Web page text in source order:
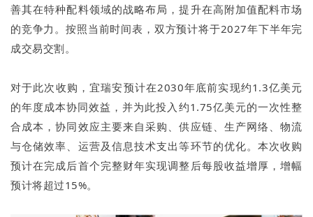
善其在特种配料领域的战略布局，提升在高附加值配料市场
的竞争力。按照当前时间表，双方预计将于2027年下半年完
成交易交割。
对于此次收购，宜瑞安预计在2030年底前实现约1.3亿美元
的年度成本协同效益，并为此投入约1.75亿美元的一次性整
合成本，协同效应主要来自采购、供应链、生产网络、物流
与仓储效率、运营及信息技术支出等环节的优化。本次收购
预计在完成后首个完整财年实现调整后每股收益增厚，增幅
预计将超过15%。